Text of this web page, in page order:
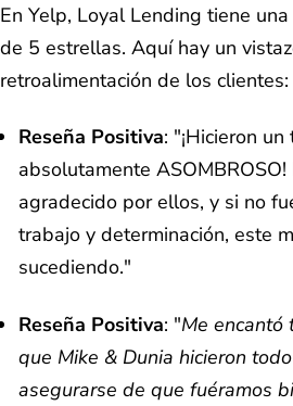
En Yelp, Loyal Lending tiene
de 5 estrellas. Aquí hay un
retroalimentación de los clientes:
Reseña Positiva: "¡Hicieron
absolutamente
agradecido por ellos, y si no
trabajo y determinación, este
sucediendo."
Reseña Positiva: "Me encantó
que Mike & Dunia hicieron
asegurarse de que fuéramos